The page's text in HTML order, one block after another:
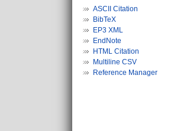
ASCII Citation
BibTeX
EP3 XML
EndNote
HTML Citation
Multiline CSV
Reference Manager